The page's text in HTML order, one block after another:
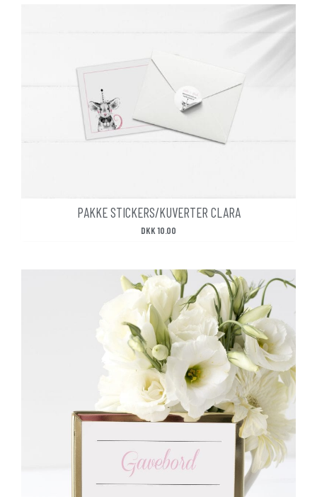
PAKKE STICKERS/KUVERTER CLARA
DKK10.00